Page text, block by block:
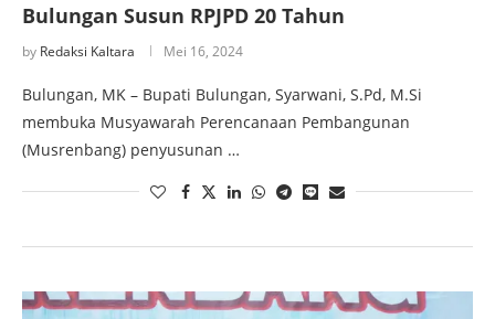
Bulungan Susun RPJPD 20 Tahun
by Redaksi Kaltara Mei 16, 2024
Bulungan, MK – Bupati Bulungan, Syarwani, S.Pd, M.Si
membuka Musyawarah Perencanaan Pembangunan
(Musrenbang) penyusunan …